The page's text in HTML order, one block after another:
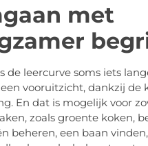
met
de leercurve soms iets
vooruitzicht, dankzij de
En dat is mogelijk voor
zoals groente koken,
beheren, een baan